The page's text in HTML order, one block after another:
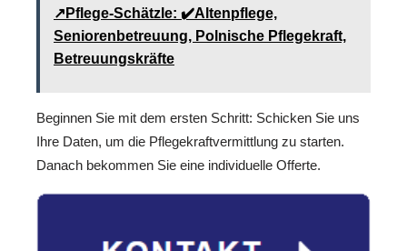
↗️Pflege-Schätzle: ✔️Altenpflege,
Seniorenbetreuung, Polnische Pflegekraft,
Betreuungskräfte
Beginnen Sie mit dem ersten Schritt: Schicken Sie uns
Ihre Daten, um die Pflegekraftvermittlung zu starten.
Danach bekommen Sie eine individuelle Offerte.